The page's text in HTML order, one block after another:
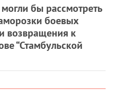
бы рассмотреть
боевых
возвращения к
“Стамбульской